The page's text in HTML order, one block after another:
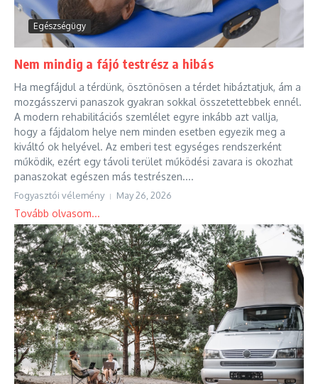
Egészségügy
Nem mindig a fájó testrész a hibás
Ha megfájdul a térdünk, ösztönösen a térdet hibáztatjuk, ám a
mozgásszervi panaszok gyakran sokkal összetettebbek ennél.
A modern rehabilitációs szemlélet egyre inkább azt vallja,
hogy a fájdalom helye nem minden esetben egyezik meg a
kiváltó ok helyével. Az emberi test egységes rendszerként
működik, ezért egy távoli terület működési zavara is okozhat
panaszokat egészen más testrészen....
Fogyasztói vélemény May 26, 2026
Tovább olvasom...